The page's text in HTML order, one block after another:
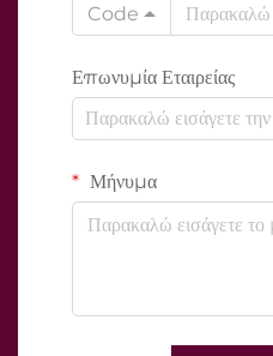
Code
Επωνυμία Εταιρείας
Μήνυμα